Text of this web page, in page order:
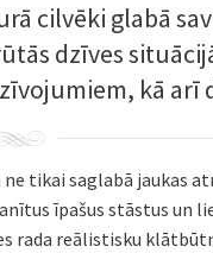
cilvēki glabā
dzīves
kā arī
tikai saglabā jaukas
īpašus stāstus un
rada reālistisku